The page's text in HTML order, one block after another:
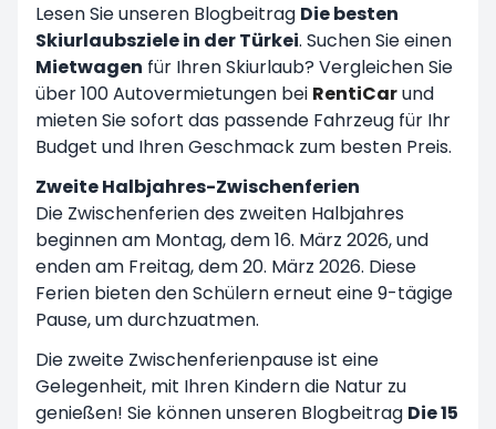
Lesen Sie unseren Blogbeitrag Die besten
Skiurlaubsziele in der Türkei. Suchen Sie einen
Mietwagen für Ihren Skiurlaub? Vergleichen Sie
über 100 Autovermietungen bei RentiCarund
mieten Sie sofort das passende Fahrzeug für Ihr
Budget und Ihren Geschmack zum besten Preis.
Zweite Halbjahres-Zwischenferien
Die Zwischenferien des zweiten Halbjahres
beginnen am Montag, dem 16. März 2026, und
enden am Freitag, dem 20. März 2026. Diese
Ferien bieten den Schülern erneut eine 9-tägige
Pause, um durchzuatmen.
Die zweite Zwischenferienpause ist eine
Gelegenheit, mit Ihren Kindern die Natur zu
genießen! Sie können unseren Blogbeitrag Die 15